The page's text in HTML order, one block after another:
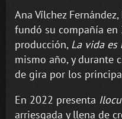
Ana Vílchez
fundó su compañía en
producción, La vida es
mismo año, y durante
de gira por los
En 2022 presenta
arriesgada y llena de